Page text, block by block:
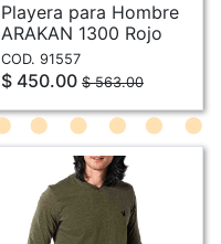
Playera para Hombre
ARAKAN 1300 Rojo
COD. 91557
$ 450.00 $ 563.00